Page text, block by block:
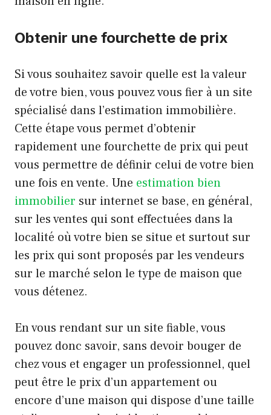
Obtenir une fourchette de prix
Si vous souhaitez savoir quelle est la valeur
de votre bien, vous pouvez vous fier à un site
spécialisé dans l’estimation immobilière.
Cette étape vous permet d’obtenir
rapidement une fourchette de prix qui peut
vous permettre de définir celui de votre bien
une fois en vente. Une estimation bien
immobilier sur internet se base, en général,
sur les ventes qui sont effectuées dans la
localité où votre bien se situe et surtout sur
les prix qui sont proposés par les vendeurs
sur le marché selon le type de maison que
vous détenez.
En vous rendant sur un site fiable, vous
pouvez donc savoir, sans devoir bouger de
chez vous et engager un professionnel, quel
peut être le prix d’un appartement ou
encore d’une maison qui dispose d’une taille